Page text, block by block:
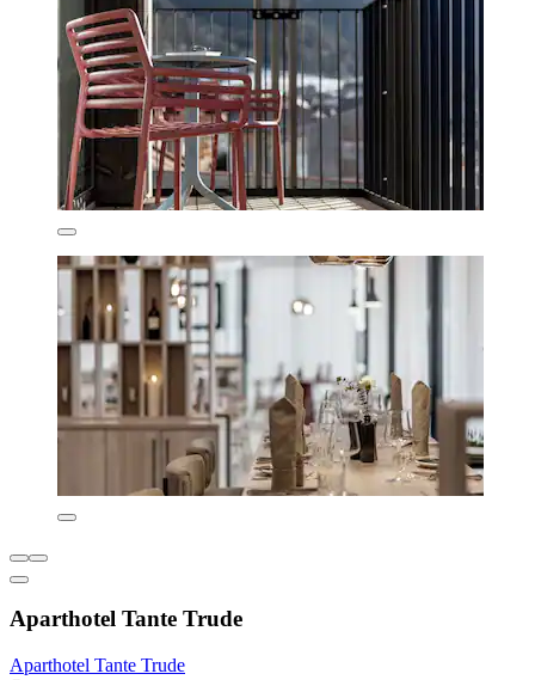
Aparthotel Tante Trude
Aparthotel Tante Trude